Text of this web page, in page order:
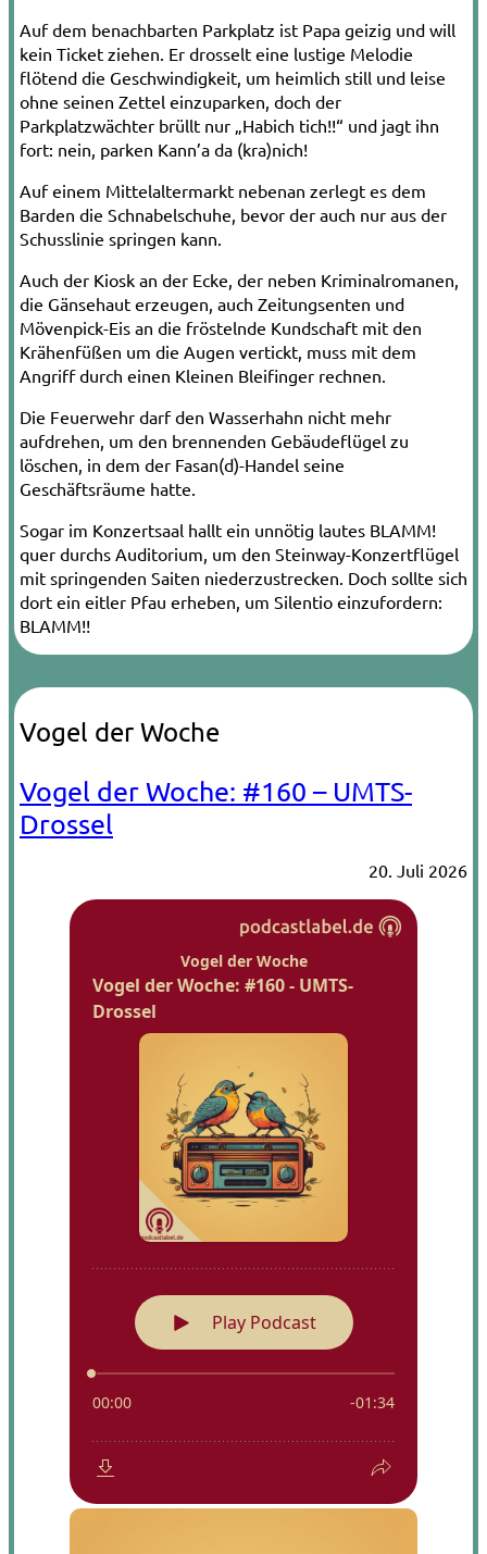
Auf dem benachbarten Parkplatz ist Papa geizig und will
kein Ticket ziehen. Er drosselt eine lustige Melodie
flötend die Geschwindigkeit, um heimlich still und leise
ohne seinen Zettel einzuparken, doch der
Parkplatzwächter brüllt nur „ Habich tich!!“ und jagt ihn
fort: nein, parken Kann’a da (kra)nich!
Auf einem Mittelaltermarkt nebenan zerlegt es dem
Barden die Schnabelschuhe, bevor der auch nur aus der
Schusslinie springen kann.
Auch der Kiosk an der Ecke, der neben Kri­minalromanen,
die Gänsehaut erzeugen, auch Zeitungsenten und
Mövenpick­-Eis an die fröstelnde Kundschaft mit den
Krähenfüßen um die Augen vertickt, muss mit dem
Angriff durch einen Kleinen Bleifinger rechnen.
Die Feuerwehr darf den Wasserhahn nicht mehr
aufdrehen, um den brennenden Gebäudeflügel zu
löschen, in dem der Fasan(d)-Handel seine
Geschäftsräume hatte.
Sogar im Konzertsaal hallt ein unnötig lautes BLAMM!
quer durchs Auditorium, um­ den Steinway­-Konzertflügel
mit springenden Saiten niederzustrecken. Doch sollte sich
dort ein eitler Pfau erheben, um Silentio einzufordern:
BLAMM!!
Vogel der Woche
Vogel der Woche: #160 – UMTS-
Drossel
20. Juli 2026